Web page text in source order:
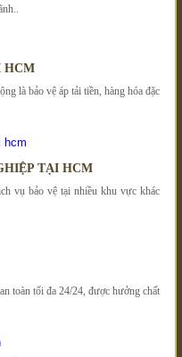
HCM
là bảo vệ áp tải tiền, hàng hóa đặc
TẠI HCM
vụ bảo vệ tại nhiều khu vực khác
toàn tối đa 24/24, được hưởng chất